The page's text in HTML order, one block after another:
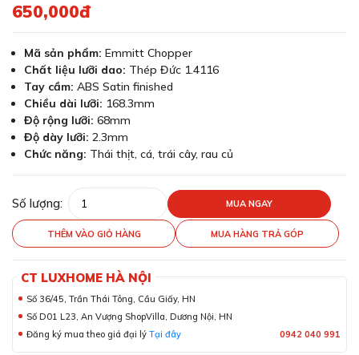
650,000đ
Mã sản phẩm: Emmitt Chopper
Chất liệu lưỡi dao: Thép Đức 1.4116
Tay cầm: ABS Satin finished
Chiều dài lưỡi: 168.3mm
Độ rộng lưỡi: 68mm
Độ dày lưỡi: 2.3mm
Chức năng: Thái thịt, cá, trái cây, rau củ
Số lượng: MUA NGAY
THÊM VÀO GIỎ HÀNG MUA HÀNG TRẢ GÓP
CT LUXHOME HÀ NỘI
Số 36/45, Trần Thái Tông, Cầu Giấy, HN
Số D01 L23, An Vượng ShopVilla, Dương Nội, HN
Đăng ký mua theo giá đại lý Tại đây 0942 040 991